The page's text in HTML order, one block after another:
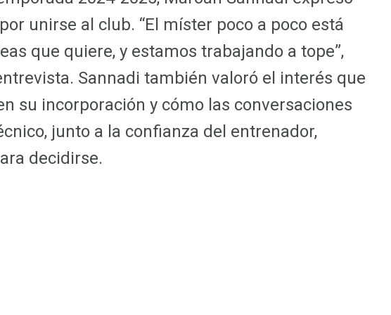
unirse al club. “El míster poco a poco está
que quiere, y estamos trabajando a tope”,
Sannadi también valoró el interés que
su incorporación y cómo las conversaciones
junto a la confianza del entrenador,
decidirse.